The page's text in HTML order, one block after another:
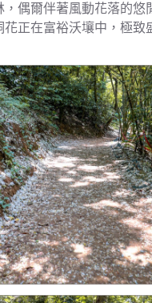
，偶爾伴著風動花落的悠
花正在富裕沃壤中，極致